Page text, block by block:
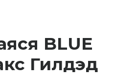
BLUE
Гилдэд